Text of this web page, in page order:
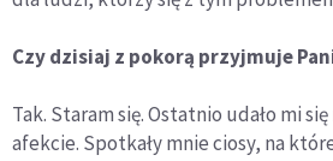
Czy dzisiaj z pokorą przyjmuje
Tak. Staram się. Ostatnio udało mi
afekcie. Spotkały mnie ciosy, na